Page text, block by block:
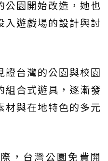
公園開始改造，她也
入遊戲場的設計與討
證台灣的公園與校園
組合式遊具，逐漸發
材與在地特色的多元
，台灣公園免費開